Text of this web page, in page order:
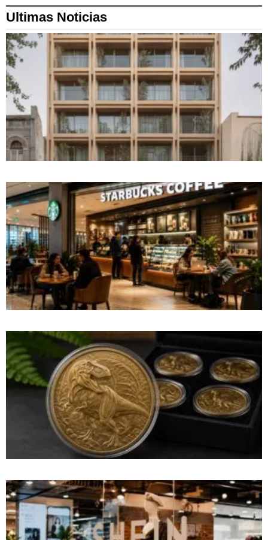
Ultimas Noticias